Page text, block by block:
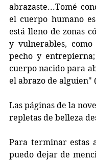
abrazaste...Tomé
el cuerpo humano
está lleno de zonas
y vulnerables, como
pecho y
cuerpo nacido para
el abrazo de alguien"
Las páginas de la
repletas de belleza
Para terminar estas
puedo dejar de